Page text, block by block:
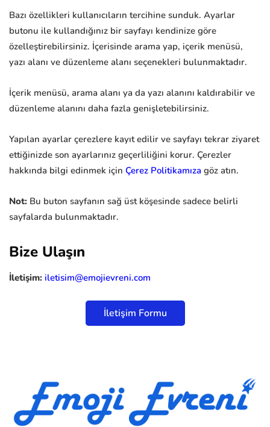
Bazı özellikleri kullanıcıların tercihine sunduk. Ayarlar
butonu ile kullandığınız bir sayfayı kendinize göre
özelleştirebilirsiniz. İçerisinde arama yap, içerik menüsü,
yazı alanı ve düzenleme alanı seçenekleri bulunmaktadır.
İçerik menüsü, arama alanı ya da yazı alanını kaldırabilir ve
düzenleme alanını daha fazla genişletebilirsiniz.
Yapılan ayarlar çerezlere kayıt edilir ve sayfayı tekrar ziyaret
ettiğinizde son ayarlarınız geçerliliğini korur. Çerezler
hakkında bilgi edinmek için Çerez Politikamıza göz atın.
Not: Bu buton sayfanın sağ üst köşesinde sadece belirli
sayfalarda bulunmaktadır.
Bize Ulaşın
İletişim: iletisim@emojievreni.com
İletişim Formu